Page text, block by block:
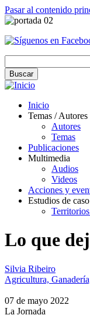
Pasar al contenido
Inicio
Temas / Autores
Autores
Temas
Publicaciones
Multimedia
Audios
Videos
Acciones y
Estudios de caso
Lo que
Silvia Ribeiro
Agricultura,
07 de mayo 2022
La Jornada